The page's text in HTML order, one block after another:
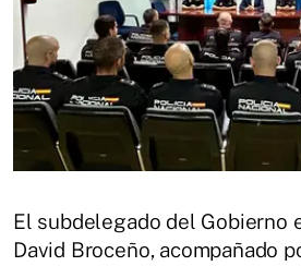
El subdelegado del Gobierno
David Broceño, acompañado